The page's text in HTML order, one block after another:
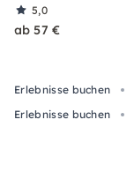
5,0
ab 57 €
Erlebnisse buchen
Erlebnisse buchen